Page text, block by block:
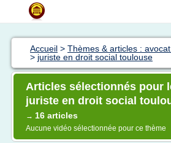
Accueil > Thèmes & articles :
> juriste en droit social toulouse
Articles sélectionnés pour
juriste en droit social
→ 16 articles
Aucune vidéo sélectionnée pour ce thème